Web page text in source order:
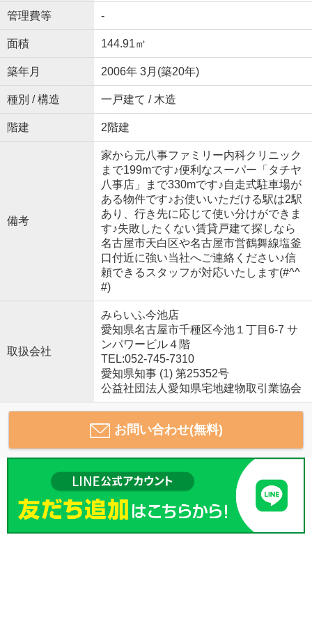
管理費等 -
面積 144.91㎡
築年月 2006年 3月(築20年)
種別 / 構造 一戸建て / 木造
階建 2階建
備考
家から元八事ファミリー内科クリニック
まで199mです♪便利なスーパー「タチヤ
八事店」まで330mです♪自走式駐車場が
ある物件です♪お使いいただける駅は2駅
あり、行き先に応じて使い分けができま
す♪失敗したくない賃貸戸建て探しなら
名古屋市天白区や名古屋市営鶴舞線塩釜
口付近に強い当社へご連絡ください♪信
頼できるスタッフが対応いたします(#^^
#)
取扱会社
みらいふ今池店
愛知県名古屋市千種区今池１丁目6-7 サ
ンパワービル４階
TEL:052-745-7310
愛知県知事 (1) 第25352号
公益社団法人愛知県宅地建物取引業協会
お問い合わせ(無料)